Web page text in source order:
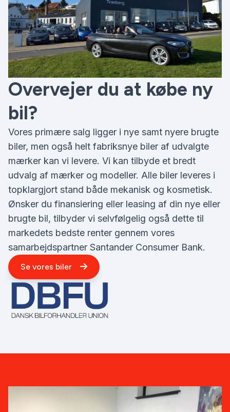
Overvejer du at købe ny
bil?
Vores primære salg ligger i nye samt nyere brugte
biler, men også helt fabriksnye biler af udvalgte
mærker kan vi levere. Vi kan tilbyde et bredt
udvalg af mærker og modeller. Alle biler leveres i
topklargjort stand både mekanisk og kosmetisk.
Ønsker du finansiering eller leasing af din nye eller
brugte bil, tilbyder vi selvfølgelig også dette til
markedets bedste renter gennem vores
samarbejdspartner Santander Consumer Bank.
Se vores biler